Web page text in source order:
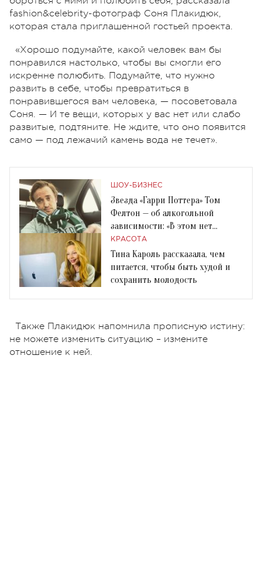
fashion&celebrity-фотограф Соня Плакидюк,
которая стала приглашенной гостьей проекта.
«Хорошо подумайте, какой человек вам бы
понравился настолько, чтобы вы смогли его
искренне полюбить. Подумайте, что нужно
развить в себе, чтобы превратиться в
понравившегося вам человека, — посоветовала
Соня. — И те вещи, которых у вас нет или слабо
развитые, подтяните. Не ждите, что оно появится
само — под лежачий камень вода не течет».
ШОУ-БИЗНЕС
Звезда «Гарри Поттера» Том
Фелтон — об алкогольной
зависимости: «В этом нет
ничего постыдного»
КРАСОТА
Тина Кароль рассказала, чем
питается, чтобы быть худой и
сохранить молодость
Также Плакидюк напомнила прописную истину:
не можете изменить ситуацию – измените
отношение к ней.